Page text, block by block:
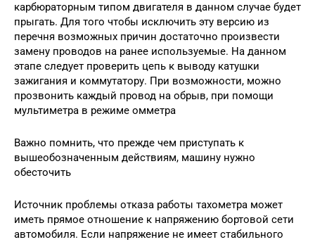
карбюраторным типом двигателя в данном случае будет
прыгать. Для того чтобы исключить эту версию из
перечня возможных причин достаточно произвести
замену проводов на ранее используемые. На данном
этапе следует проверить цепь к выводу катушки
зажигания и коммутатору. При возможности, можно
прозвонить каждый провод на обрыв, при помощи
мультиметра в режиме омметра
Важно помнить, что прежде чем приступать к
вышеобозначенным действиям, машину нужно
обесточить
Источник проблемы отказа работы тахометра может
иметь прямое отношение к напряжению бортовой сети
автомобиля. Если напряжение не имеет стабильного